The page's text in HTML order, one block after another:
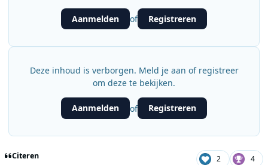
Aanmelden of Registreren
Deze inhoud is verborgen. Meld je aan of registreer
om deze te bekijken.
Aanmelden of Registreren
Citeren 2 4